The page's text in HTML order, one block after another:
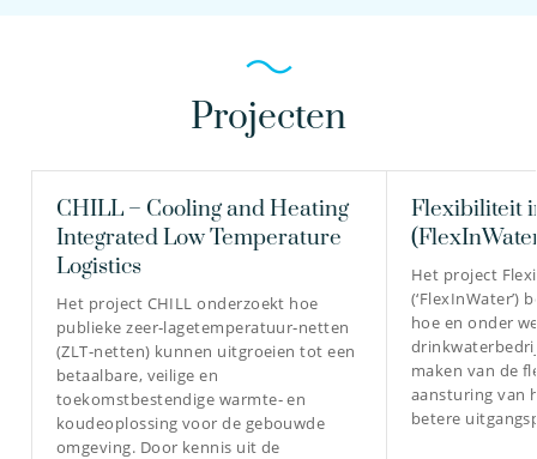
Projecten
CHILL – Cooling and Heating
Integrated Low Temperature
Logistics
Het project CHILL onderzoekt hoe
publieke zeer‑lagetemperatuur‑netten
(ZLT‑netten) kunnen uitgroeien tot een
betaalbare, veilige en
toekomstbestendige warmte‑ en
koudeoplossing voor de gebouwde
omgeving. Door kennis uit de
Flexibiliteit
Het project
(‘FlexInWater’)
hoe en onder
maken van de
aansturing van
betere